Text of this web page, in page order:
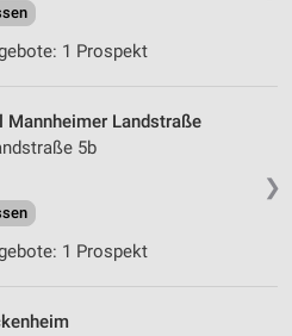
1 Prospekt
❯
Mannheimer Landstraße
5b
1 Prospekt